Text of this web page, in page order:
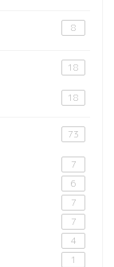
8
18
18
73
7
6
7
7
4
1